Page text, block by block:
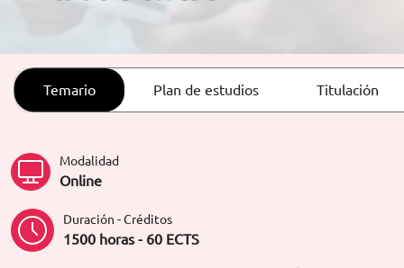
Temario Plan de estudios Titulación
Modalidad
Online
Duración - Créditos
1500 horas - 60 ECTS